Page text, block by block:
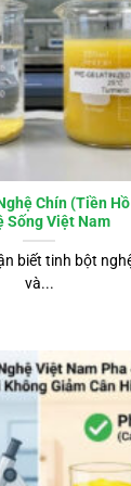
Chín (Tiền
Sống Việt Nam
biết tinh bột
và...